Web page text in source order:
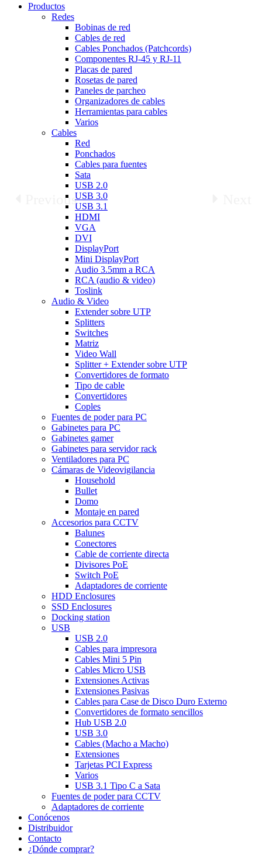
Previous
Menu
Productos
Redes
Bobinas de red
Cables de red
Cables Ponchados (Patchcords)
Componentes RJ-45 y RJ-11
Placas de pared
Rosetas de pared
Paneles de parcheo
Organizadores de cables
Herramientas para cables
Varios
Cables
Red
Ponchados
Cables para fuentes
Sata
USB 2.0
USB 3.0
USB 3.1
HDMI
VGA
DVI
DisplayPort
Mini DisplayPort
Audio 3.5mm a RCA
RCA (audio & video)
Toslink
Audio & Video
Extender sobre UTP
Splitters
Switches
Matriz
Video Wall
Splitter + Extender sobre UTP
Convertidores de formato
Tipo de cable
Convertidores
Coples
Fuentes de poder para PC
Gabinetes para PC
Gabinetes gamer
Gabinetes para servidor rack
Ventiladores para PC
Cámaras de Videovigilancia
Household
Bullet
Domo
Montaje en pared
Accesorios para CCTV
Balunes
Conectores
Cable de corriente directa
Divisores PoE
Switch PoE
Adaptadores de corriente
HDD Enclosures
SSD Enclosures
Docking station
USB
USB 2.0
Cables para impresora
Cables Mini 5 Pin
Cables Micro USB
Extensiones Activas
Extensiones Pasivas
Cables para Case de Disco Duro Externo
Convertidores de formato sencillos
Hub USB 2.0
USB 3.0
Cables (Macho a Macho)
Extensiones
Tarjetas PCI Express
Varios
USB 3.1 Tipo C a Sata
Fuentes de poder para CCTV
Adaptadores de corriente
Conócenos
Distribuidor
Contacto
¿Dónde comprar?